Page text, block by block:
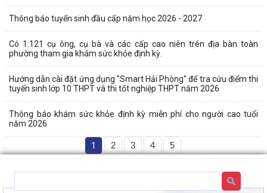
Thông báo tuyển sinh đầu cấp năm học 2026 - 2027
Có 1.121 cụ ông, cụ bà và các cấp cao niên trên địa bàn toàn
phường tham gia khám sức khỏe định kỳ.
Hướng dẫn cài đặt ứng dụng "Smart Hải Phòng" để tra cứu điểm thi
tuyển sinh lớp 10 THPT và thi tốt nghiệp THPT năm 2026
Thông báo khám sức khỏe định kỳ miễn phí cho người cao tuổi
năm 2026
1 2 3 4 5